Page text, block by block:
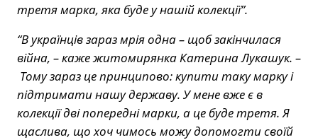
третя марка, яка буде у нашій колекції”.
“В українців зараз мрія одна – щоб закінчилася
війна, – каже житомирянка Катерина Лукашук. –
Тому зараз це принципово: купити таку марку і
підтримати нашу державу. У мене вже є в
колекції дві попередні марки, а це буде третя. Я
щаслива, що хоч чимось можу допомогти своїй